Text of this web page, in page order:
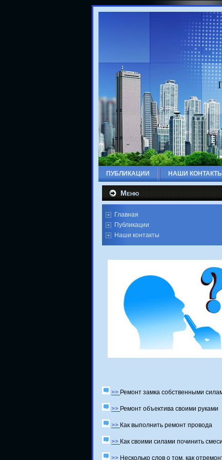
ПУБЛИКАЦИИ НАШИ КОНТАКТЫ
Меню
Главная
Публикации
Наши контакты
>> Ремонт замка собственными
>> Ремонт объектива своими руками
>> Как выполнить ремонт провода
>> Как своими силами починить
>> Несколько слов о том, как